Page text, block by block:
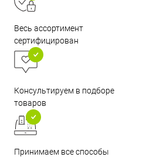
Весь ассортимент
сертифицирован
Консультируем в подборе
товаров
Принимаем все способы